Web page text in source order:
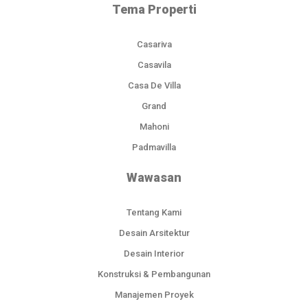
Tema Properti
Casariva
Casavila
Casa De Villa
Grand
Mahoni
Padmavilla
Wawasan
Tentang Kami
Desain Arsitektur
Desain Interior
Konstruksi & Pembangunan
Manajemen Proyek